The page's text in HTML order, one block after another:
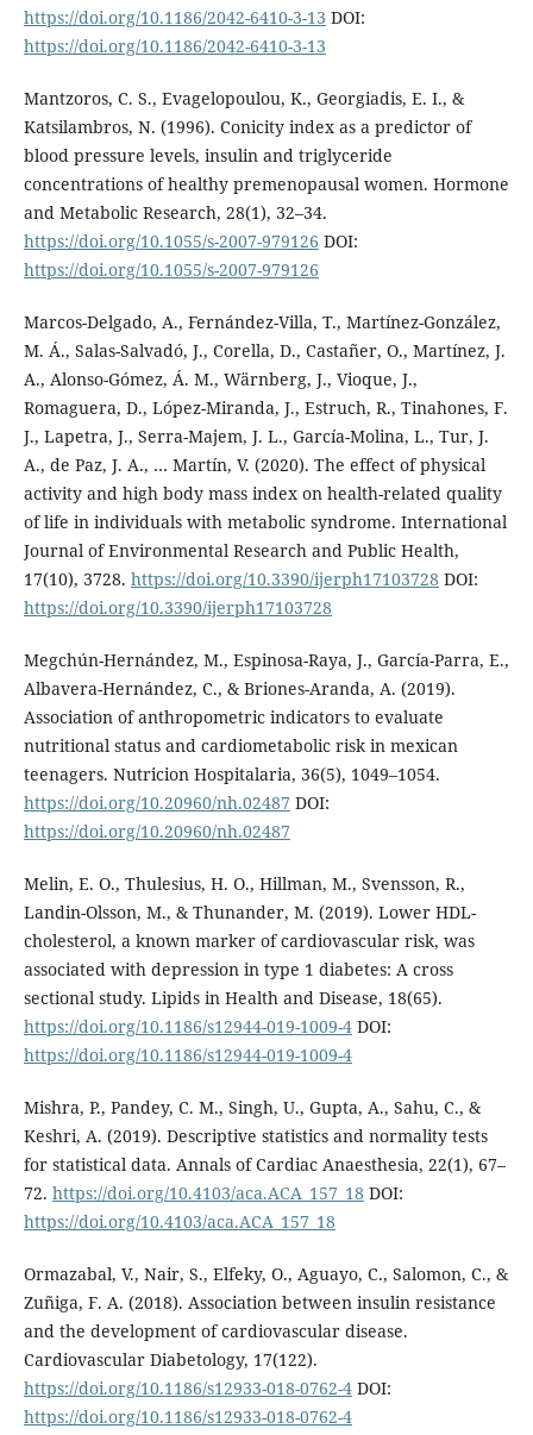
https://doi.org/10.1186/2042-6410-3-13 DOI:
https://doi.org/10.1186/2042-6410-3-13
Mantzoros, C. S., Evagelopoulou, K., Georgiadis, E. I., &
Katsilambros, N. (1996). Conicity index as a predictor of
blood pressure levels, insulin and triglyceride
concentrations of healthy premenopausal women. Hormone
and Metabolic Research, 28(1), 32–34.
https://doi.org/10.1055/s-2007-979126 DOI:
https://doi.org/10.1055/s-2007-979126
Marcos-Delgado, A., Fernández-Villa, T., Martínez-González,
M. Á., Salas-Salvadó, J., Corella, D., Castañer, O., Martínez, J.
A., Alonso-Gómez, Á. M., Wärnberg, J., Vioque, J.,
Romaguera, D., López-Miranda, J., Estruch, R., Tinahones, F.
J., Lapetra, J., Serra-Majem, J. L., García-Molina, L., Tur, J.
A., de Paz, J. A., … Martín, V. (2020). The effect of physical
activity and high body mass index on health-related quality
of life in individuals with metabolic syndrome. International
Journal of Environmental Research and Public Health,
17(10), 3728. https://doi.org/10.3390/ijerph17103728 DOI:
https://doi.org/10.3390/ijerph17103728
Megchún-Hernández, M., Espinosa-Raya, J., García-Parra, E.,
Albavera-Hernández, C., & Briones-Aranda, A. (2019).
Association of anthropometric indicators to evaluate
nutritional status and cardiometabolic risk in mexican
teenagers. Nutricion Hospitalaria, 36(5), 1049–1054.
https://doi.org/10.20960/nh.02487 DOI:
https://doi.org/10.20960/nh.02487
Melin, E. O., Thulesius, H. O., Hillman, M., Svensson, R.,
Landin-Olsson, M., & Thunander, M. (2019). Lower HDL-
cholesterol, a known marker of cardiovascular risk, was
associated with depression in type 1 diabetes: A cross
sectional study. Lipids in Health and Disease, 18(65).
https://doi.org/10.1186/s12944-019-1009-4DOI:
https://doi.org/10.1186/s12944-019-1009-4
Mishra, P., Pandey, C. M., Singh, U., Gupta, A., Sahu, C., &
Keshri, A. (2019). Descriptive statistics and normality tests
for statistical data. Annals of Cardiac Anaesthesia, 22(1), 67–
72. https://doi.org/10.4103/aca.ACA_157_18 DOI:
https://doi.org/10.4103/aca.ACA_157_18
Ormazabal, V., Nair, S., Elfeky, O., Aguayo, C., Salomon, C., &
Zuñiga, F. A. (2018). Association between insulin resistance
and the development of cardiovascular disease.
Cardiovascular Diabetology, 17(122).
https://doi.org/10.1186/s12933-018-0762-4DOI:
https://doi.org/10.1186/s12933-018-0762-4